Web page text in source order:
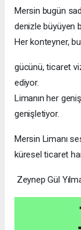
Mersin bugün
denizle büyüyen
Her konteyner,
gücünü, ticaret
ediyor.
Limanın her
genişletiyor.
Mersin Limanı
küresel ticaret
Zeynep Gül